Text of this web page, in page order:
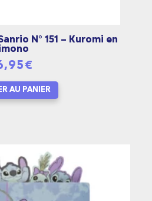
N° 151 – Kuromi en
€
AU PANIER